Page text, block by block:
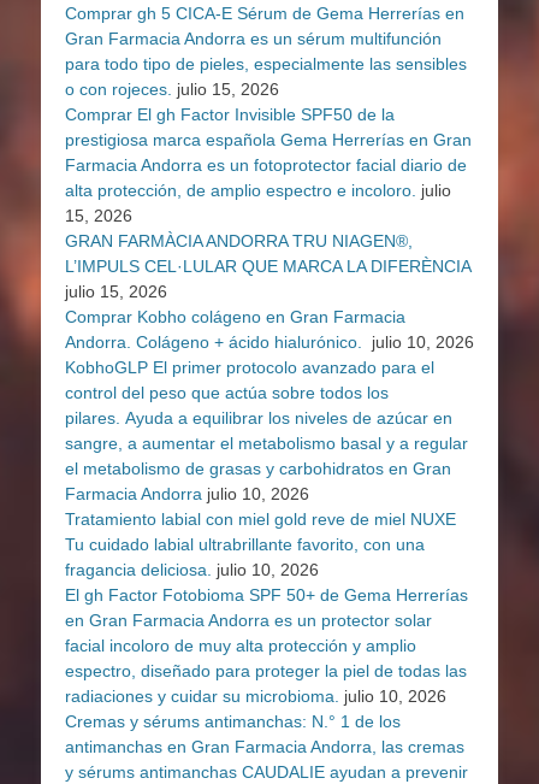
Comprar gh 5 CICA-E Sérum de Gema Herrerías en
Gran Farmacia Andorra es un sérum multifunción
para todo tipo de pieles, especialmente las sensibles
o con rojeces. julio 15, 2026
Comprar El gh Factor Invisible SPF50 de la
prestigiosa marca española Gema Herrerías en Gran
Farmacia Andorra es un fotoprotector facial diario de
alta protección, de amplio espectro e incoloro. julio
15, 2026
GRAN FARMÀCIA ANDORRA TRU NIAGEN®,
L’IMPULS CEL·LULAR QUE MARCA LA DIFERÈNCIA
julio 15, 2026
Comprar Kobho colágeno en Gran Farmacia
Andorra. Colágeno + ácido hialurónico.
julio 10, 2026
KobhoGLP El primer protocolo avanzado para el
control del peso que actúa sobre todos los
pilares. Ayuda a equilibrar los niveles de azúcar en
sangre, a aumentar el metabolismo basal y a regular
el metabolismo de grasas y carbohidratos en Gran
Farmacia Andorra julio 10, 2026
Tratamiento labial con miel gold reve de miel NUXE
Tu cuidado labial ultrabrillante favorito, con una
fragancia deliciosa.
julio 10, 2026
El gh Factor Fotobioma SPF 50+ de Gema Herrerías
en Gran Farmacia Andorra es un protector solar
facial incoloro de muy alta protección y amplio
espectro, diseñado para proteger la piel de todas las
radiaciones y cuidar su microbioma.
julio 10, 2026
Cremas y sérums antimanchas: N.° 1 de los
antimanchas en Gran Farmacia Andorra, las cremas
y sérums antimanchas CAUDALIE ayudan a prevenir